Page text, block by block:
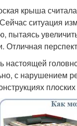
крыша
ситуация
пытаясь
Отличная
настоящей
с нарушением